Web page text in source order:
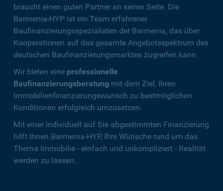
braucht einen guten Partner an seiner Seite. Die
Barmenia-HYP ist ein Team erfahrener
Baufinanzierungsspezialisten der Barmenia, das über
Kooperationen auf das gesamte Angebotsspektrum des
deutschen Baufinanzierungsmarktes zugreifen kann.
Wir bieten eine professionelle
Baufinanzierungsberatung mit dem Ziel, Ihren
Immobilienfinanzierungswunsch zu bestmöglichen
Konditionen erfolgreich umzusetzen.
Mit einer individuell auf Sie abgestimmten Finanzierung
hilft Ihnen Barmenia-HYP, Ihre Wünsche rund um das
Thema Immobilie - einfach und unkompliziert - Realität
werden zu lassen.